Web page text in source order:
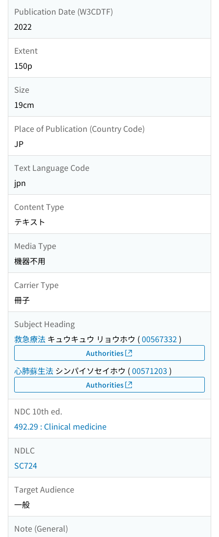
Publication Date (W3CDTF)
2022
Extent
150p
Size
19cm
Place of Publication (Country Code)
JP
Text Language Code
jpn
Content Type
テキスト
Media Type
機器不用
Carrier Type
冊子
Subject Heading
救急療法 キュウキュウ リョウホウ (00567332 )
Authorities
心肺蘇生法 シンパイソセイホウ (00571203 )
Authorities
NDC 10th ed.
492.29 : Clinical medicine
NDLC
SC724
Target Audience
一般
Note (General)